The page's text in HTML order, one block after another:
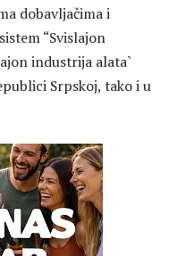
dobavljačima i
“Svislajon
industrija alata`
Srpskoj, tako i u